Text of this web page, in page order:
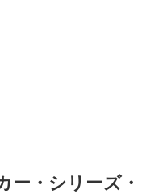
ー・シリーズ・